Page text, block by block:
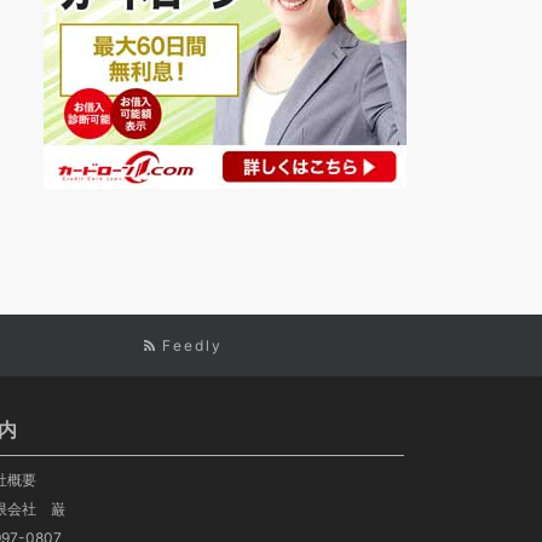
Feedly
概要
会社 巌
0807